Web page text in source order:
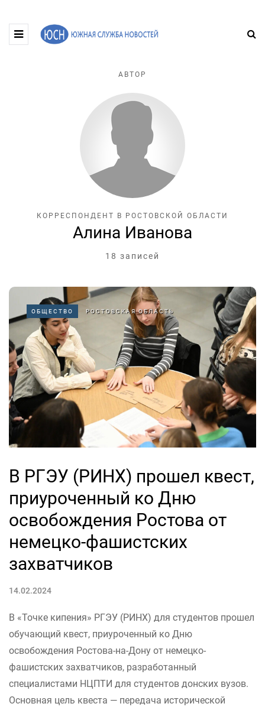
АВТОР
КОРРЕСПОНДЕНТ В РОСТОВСКОЙ ОБЛАСТИ
Алина Иванова
18 записей
ОБЩЕСТВО РОСТОВСКАЯ ОБЛАСТЬ
В РГЭУ (РИНХ) прошел квест,
приуроченный ко Дню
освобождения Ростова от
немецко-фашистских
захватчиков
14.02.2024
В «Точке кипения» РГЭУ (РИНХ) для студентов прошел
обучающий квест, приуроченный ко Дню
освобождения Ростова-на-Дону от немецко-
фашистских захватчиков, разработанный
специалистами НЦПТИ для студентов донских вузов.
Основная цель квеста — передача исторической